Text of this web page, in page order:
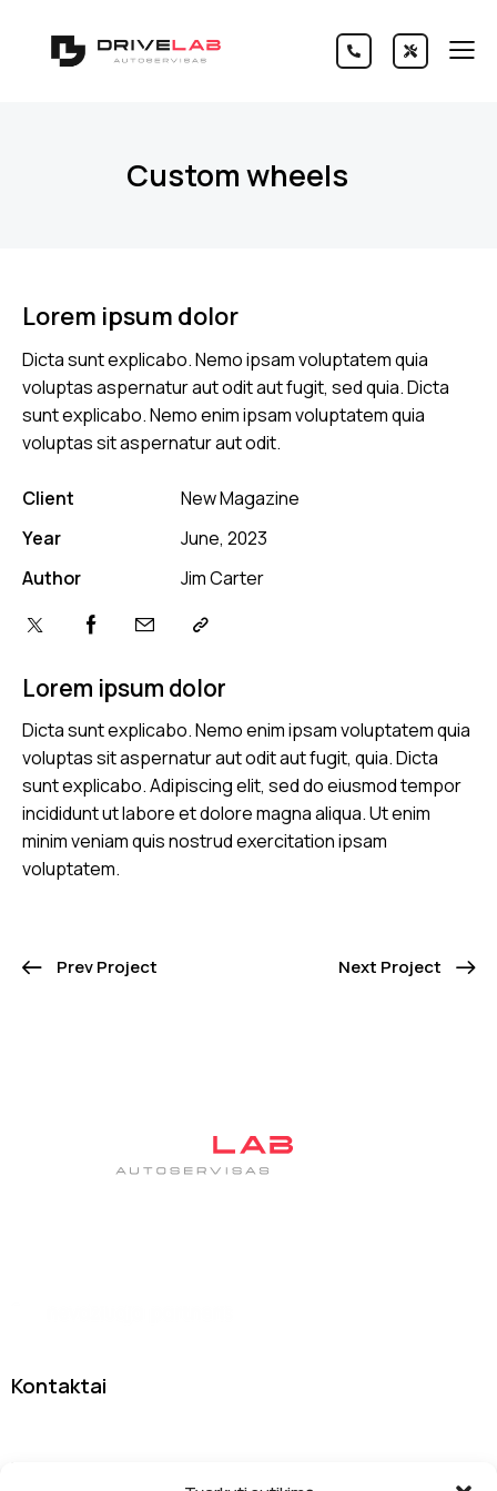
Custom wheels
Lorem ipsum dolor
Dicta sunt explicabo. Nemo enim ipsam voluptatem quia
voluptas sit aspernatur aut odit aut fugit, quia. Dicta
sunt explicabo. Adipiscing elit, sed do eiusmod tempor
incididunt ut labore et dolore magna aliqua. Ut enim
minim veniam quis nostrud exercitation ipsam
voluptatem.
Lorem ipsum dolor
Dicta sunt explicabo. Nemo ipsam voluptatem quia
voluptas aspernatur aut odit aut fugit, sed quia. Dicta
sunt explicabo. Nemo enim ipsam voluptatem quia
voluptas sit aspernatur aut odit.
Client
New Magazine
Year
June, 2023
Author
Jim Carter
Prev Project Next Project
Kontaktai